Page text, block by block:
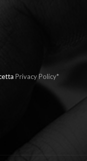
Privacy Policy*